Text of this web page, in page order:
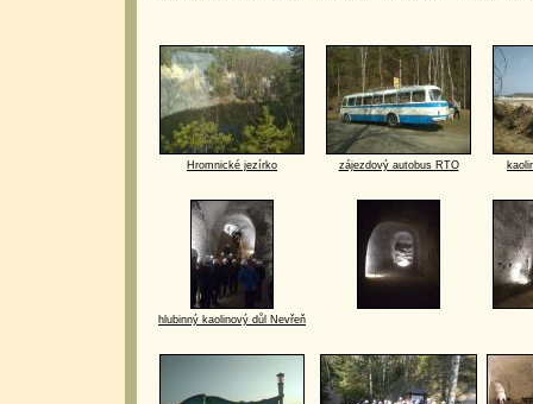
Hromnické jezírko zájezdový autobus RTO
hlubinný kaolinový důl Nevřeň